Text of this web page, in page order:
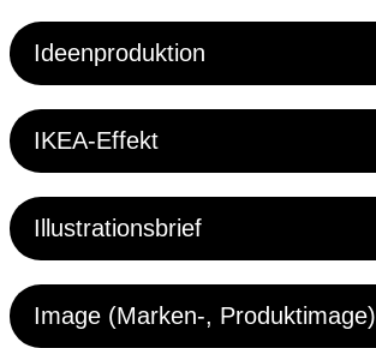
Ideenproduktion
IKEA-Effekt
Illustrationsbrief
Image (Marken-, Produktimage)